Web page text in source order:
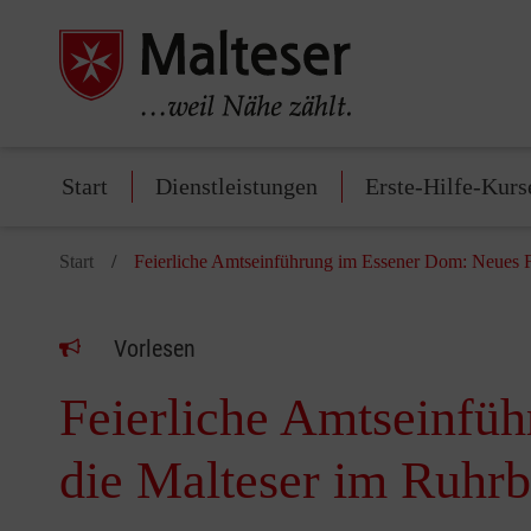
Start Dienstleistungen Erste-Hilfe-
Start Feierliche Amtseinführung im Essener Dom:
Vorlesen
Feierliche
die Malteser im